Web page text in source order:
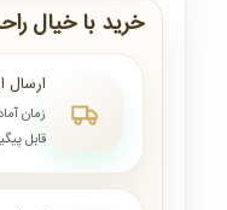
خرید با خیال
ارسال از ۷ روز الی ۱۰
زمان
قابل